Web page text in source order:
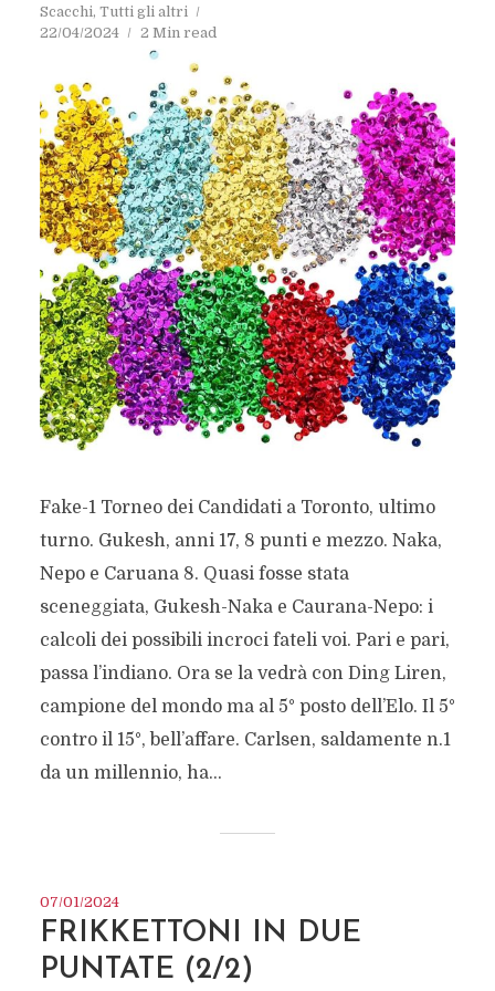
Scacchi, Tutti gli altri
22/04/2024
2 Min read
Fake-1 Torneo dei Candidati a Toronto, ultimo
turno. Gukesh, anni 17, 8 punti e mezzo. Naka,
Nepo e Caruana 8. Quasi fosse stata
sceneggiata, Gukesh-Naka e Caurana-Nepo: i
calcoli dei possibili incroci fateli voi. Pari e pari,
passa l’indiano. Ora se la vedrà con Ding Liren,
campione del mondo ma al 5° posto dell’Elo. Il 5°
contro il 15°, bell’affare. Carlsen, saldamente n.1
da un millennio, ha...
07/01/2024
FRIKKETTONI IN DUE
PUNTATE (2/2)